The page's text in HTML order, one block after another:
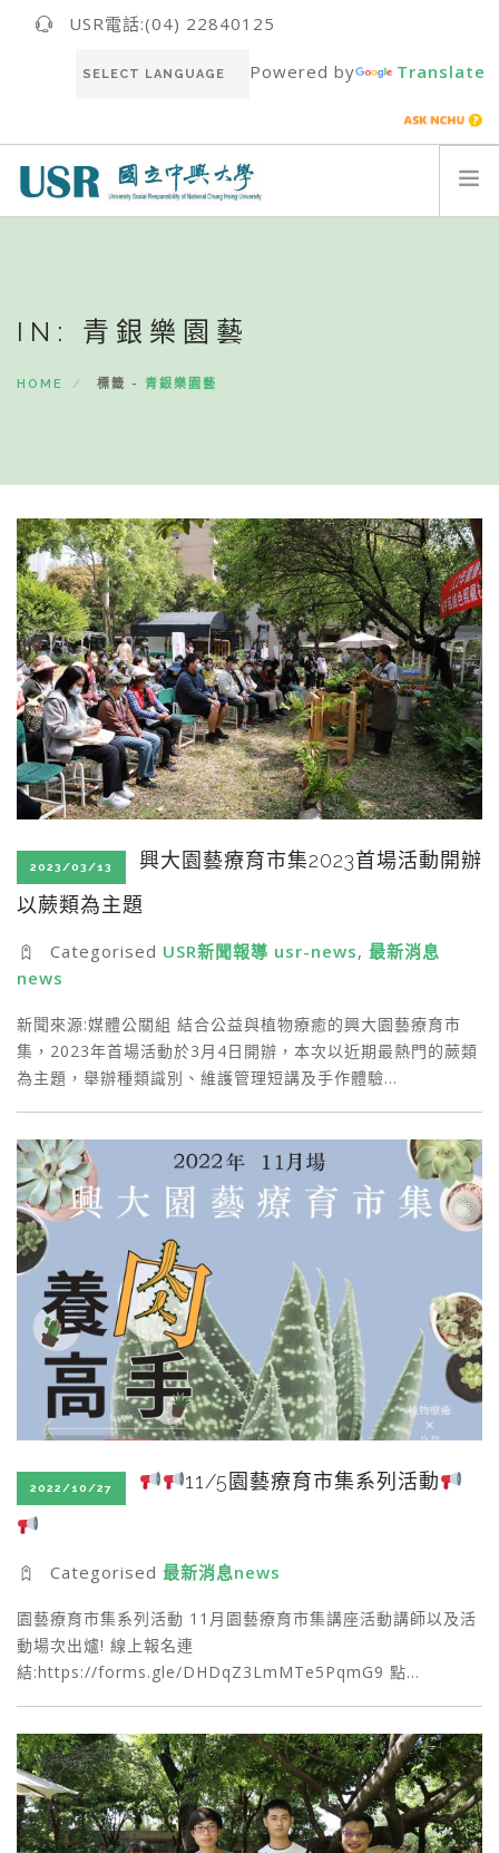
USR電話:(04) 22840125
Powered by Translate
USR團隊USR TEAM
永續報告書SUSTAINABILITY REPORT
IN: 青銀樂園藝
HOME 標籤 - 青銀樂園藝
2023/03/13
興大園藝療育市集2023首場活動開辦
以蕨類為主題
Categorised USR新聞報導 usr-news, 最新消息
news
新聞來源:媒體公關組 結合公益與植物療癒的興大園藝療育市
集，2023年首場活動於3月4日開辦，本次以近期最熱門的蕨類
為主題，舉辦種類識別、維護管理短講及手作體驗…
2022/10/27 11/5園藝療育市集系列活動
Categorised 最新消息news
園藝療育市集系列活動 11月園藝療育市集講座活動講師以及活
動場次出爐! 線上報名連
結:https://forms.gle/DHDqZ3LmMTe5PqmG9 點…